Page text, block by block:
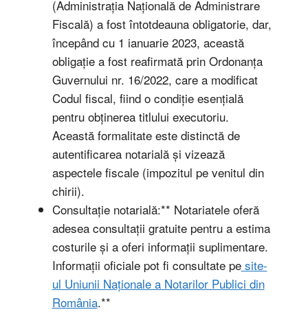
(Administrația Națională de Administrare
Fiscală) a fost întotdeauna obligatorie, dar,
începând cu 1 ianuarie 2023, această
obligație a fost reafirmată prin Ordonanța
Guvernului nr. 16/2022, care a modificat
Codul fiscal, fiind o condiție esențială
pentru obținerea titlului executoriu.
Această formalitate este distinctă de
autentificarea notarială și vizează
aspectele fiscale (impozitul pe venitul din
chirii).
Consultație notarială:** Notariatele oferă
adesea consultații gratuite pentru a estima
costurile și a oferi informații suplimentare.
Informații oficiale pot fi consultate pesite-
ul Uniunii Naționale a Notarilor Publici din
România.**